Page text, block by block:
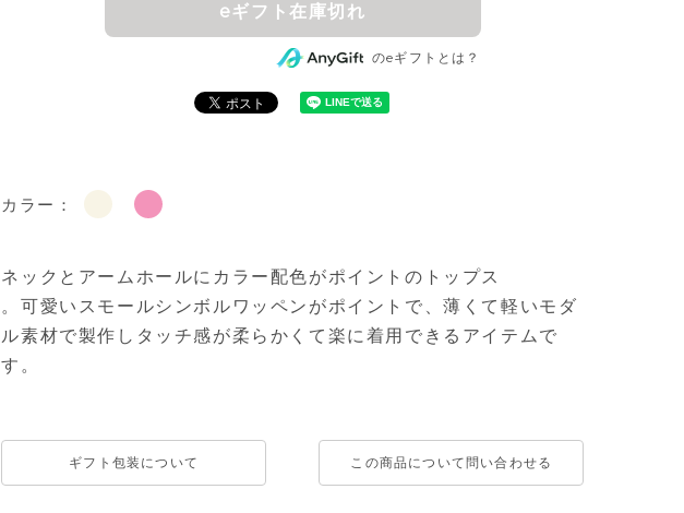
eギフト在庫切れ
のeギフトとは？
カラー：
ネックとアームホールにカラー配色がポイントのトップス
。可愛いスモールシンボルワッペンがポイントで、薄くて軽いモダ
ル素材で製作しタッチ感が柔らかくて楽に着用できるアイテムで
す。
ギフト包装について この商品について問い合わせる